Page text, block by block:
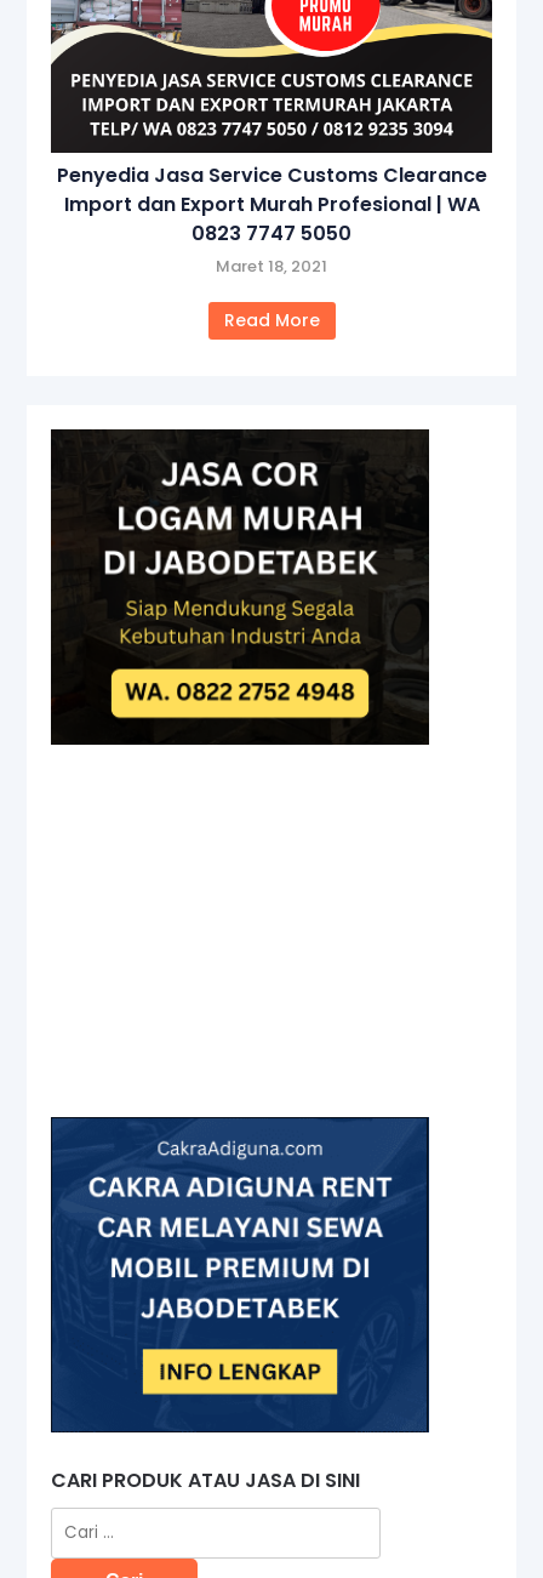
Penyedia Jasa Service Customs Clearance
Import dan Export Murah Profesional | WA
0823 7747 5050
Maret 18, 2021
Read More
CARI PRODUK ATAU JASA DI SINI
Cari
untuk: